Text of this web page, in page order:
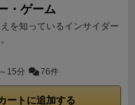
枚数を増やす効果，ドロ
燃料代わりに使える効果
目移りする中でどれから
い悩みです。
ありますが，プレイ感は
飛行機を改良することで
出来るようになり、乗せ
ていき、また遠くの都市
となり、
です。 ゲームバランスも
じられ、亡くなった父親
・ゲーム
を知っているインサイダー
15分 76件
ートに追加する